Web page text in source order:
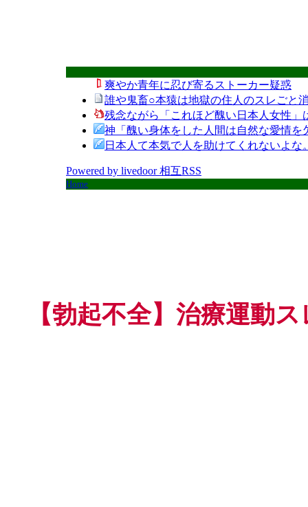
爽やか青年に忍び寄るストーカー疑惑
誰や鬼畜○本猿は地獄の住人のスレごと
残念ながら「これほど醜い日本人女性
神「醜い身体をした人間は自然な愛情を
日本人て本気で人を助けてくれないよ
Powered by livedoor 相互RSS
Home
【勃起不全】治療運動